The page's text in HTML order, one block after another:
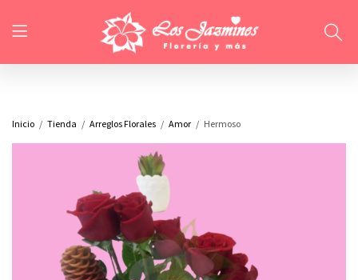
Inicio Tienda Arreglos Florales Amor Hermoso